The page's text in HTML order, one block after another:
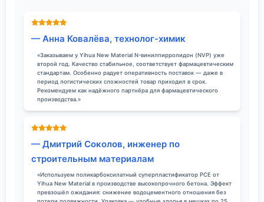
— Анна Ковалёва, технолог-химик
«Заказываем у Yihua New Material N-винилпирролидон (NVP) уже
второй год. Качество стабильное, соответствует фармацевтическим
стандартам. Особенно радует оперативность поставок — даже в
период логистических сложностей товар приходил в срок.
Рекомендуем как надёжного партнёра для фармацевтического
производства.»
— Дмитрий Соколов, инженер по
строительным материалам
«Используем поликарбоксилатный суперпластификатор PCE от
Yihua New Material в производстве высокопрочного бетона. Эффект
превзошёл ожидания: снижение водоцементного отношения без